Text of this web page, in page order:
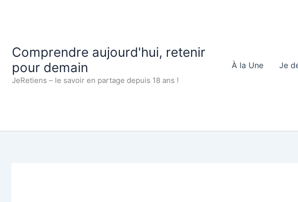
Comprendre aujourd'hui, retenir
pour demain
JeRetiens – le savoir en partage depuis 18 ans !
À la Une Je